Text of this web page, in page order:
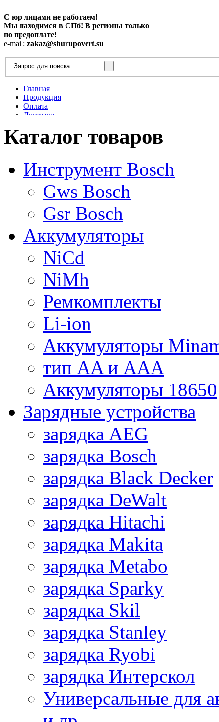
С юр лицами не работаем!
Мы находимся в СПб! В регионы только
по предоплате!
e-mail: zakaz@shurupovert.su
Главная
Продукция
Оплата
Доставка
Статьи
Каталог товаров
Инструмент Bosch
Gws Bosch
Gsr Bosch
Аккумуляторы
NiCd
NiMh
Ремкомплекты
Li-ion
Аккумуляторы
тип AA и AAA
Аккумуляторы 18650
Зарядные устройства
зарядка AEG
зарядка Bosch
зарядка Black Decker
зарядка DeWalt
зарядка Hitachi
зарядка Makita
зарядка Metabo
зарядка Sparky
зарядка Skil
зарядка Stanley
зарядка Ryobi
зарядка Интерскол
Универсальные для